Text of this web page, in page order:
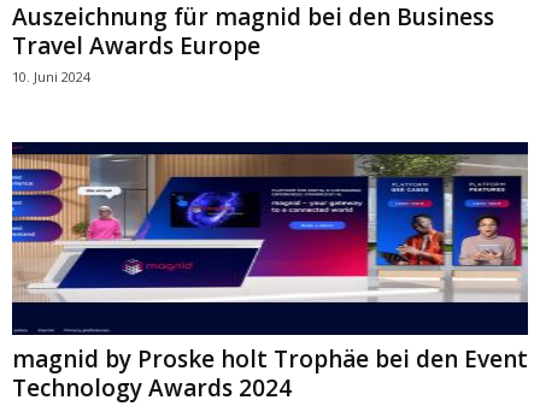
Auszeichnung für magnid bei den Business
Travel Awards Europe
10. Juni 2024
magnid by Proske holt Trophäe bei den Event
Technology Awards 2024